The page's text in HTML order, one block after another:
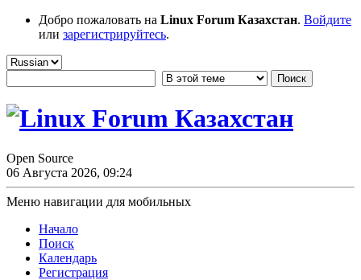
Добро пожаловать на Linux Forum Казахстан. Войдите
или зарегистрируйтесь.
Open Source
06 Августа 2026, 09:24
Меню навигации для мобильных
Начало
Поиск
Календарь
Регистрация